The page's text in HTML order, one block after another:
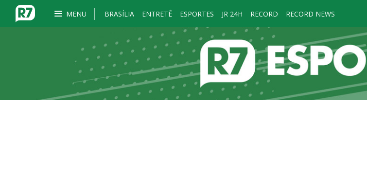
MENU BRASÍLIA ENTRETÊ ESPORTES JR 24H RECORD RECORD NEWS